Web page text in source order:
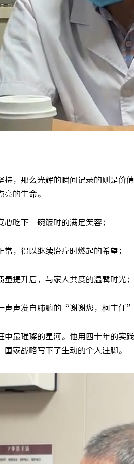
持，那么光辉的瞬间记录的则是价
的生命。
吃下一碗饭时的满足笑容；
，得以继续治疗时燃起的希望；
提升后，与家人共度的温馨时光；
声声发自肺腑的“谢谢您，柯主任”
中最璀璨的星河。他用四十年的实
家战略写下了生动的个人注脚。